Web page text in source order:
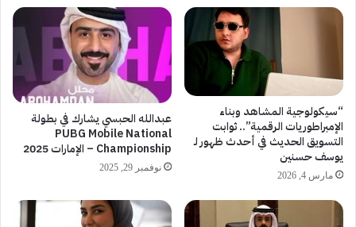
“سيكولوجية المشاهد وبناء
الإمبراطوريات الرقمية”.. ثوابت
التسويق الحديث في أحدث ظهور لـ
يوسف حسنين
مارس 4, 2026
عبدالله الحبسي يشارك في بطولة
PUBG Mobile National
Championship – الإمارات 2025
نوفمبر 29, 2025